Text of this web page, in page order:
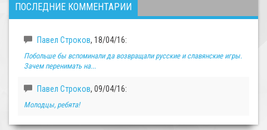
ПОСЛЕДНИЕ КОММЕНТАРИИ
Павел Строков, 18/04/16:
Побольше бы вспоминали да возвращали русские и славянские игры.
Зачем перенимать на...
Павел Строков, 09/04/16:
Молодцы, ребята!